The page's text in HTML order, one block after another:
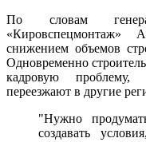
По словам
снижением объемов
Одновременно
кадровую проблему,
переезжают в другие
"Нужно
создавать